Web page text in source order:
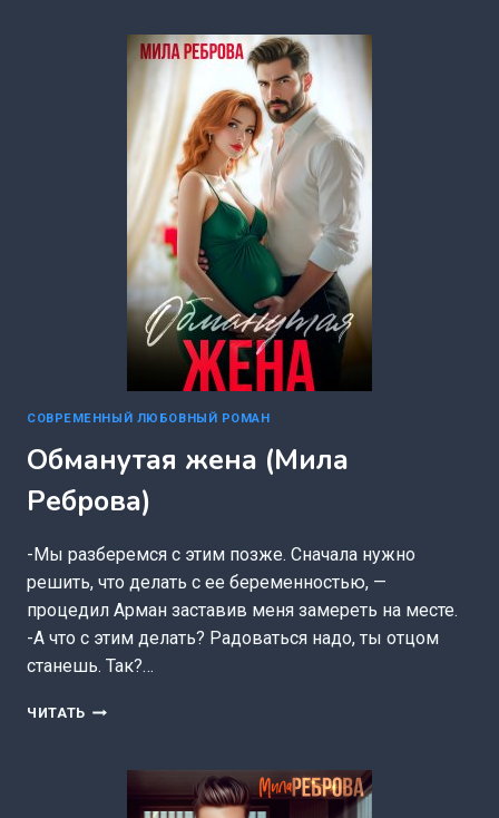
(МИЛА
РЕБРОВА)
СОВРЕМЕННЫЙ ЛЮБОВНЫЙ РОМАН
Обманутая жена (Мила
Реброва)
-Мы разберемся с этим позже. Сначала нужно
решить, что делать с ее беременностью, —
процедил Арман заставив меня замереть на месте.
-А что с этим делать? Радоваться надо, ты отцом
станешь. Так?…
ЧИТАТЬ ОБМАНУТАЯ
РЕБРОВА)